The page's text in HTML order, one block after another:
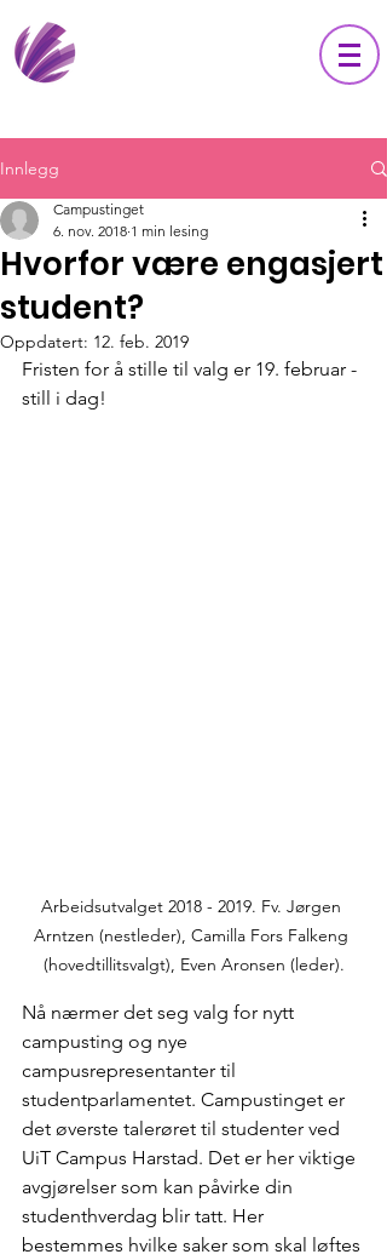
Innlegg
Hvorfor være engasjert
student?
Campustinget
6. nov. 2018 1 min lesing
Oppdatert: 12. feb. 2019
Fristen for å stille til valg er 19. februar -
still i dag!
Arbeidsutvalget 2018 - 2019. Fv. Jørgen
Arntzen (nestleder), Camilla Fors Falkeng
(hovedtillitsvalgt), Even Aronsen (leder).
Nå nærmer det seg valg for nytt
campusting og nye
campusrepresentanter til
studentparlamentet. Campustinget er
det øverste talerøret til studenter ved
UiT Campus Harstad. Det er her viktige
avgjørelser som kan påvirke din
studenthverdag blir tatt. Her
bestemmes hvilke saker som skal løftes